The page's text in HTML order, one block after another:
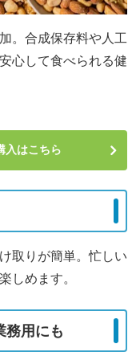
。合成保存料や人工
心して食べられる健
入はこちら
取りが簡単。忙しい
しめます。
務用にも